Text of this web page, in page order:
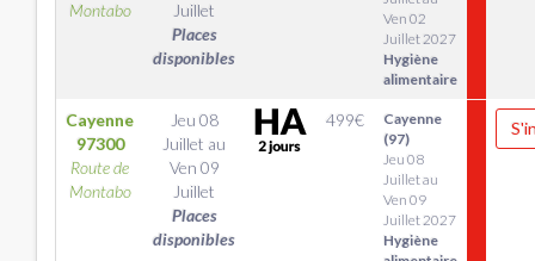
Montabo
Juillet
Places
disponibles
Ven 02
Juillet 2027
Hygiène
alimentaire
Cayenne
97300
Route de
Montabo
Jeu 08
Juillet au
Ven 09
Juillet
Places
disponibles
499€
Cayenne
(97)
Jeu 08
Juillet au
Ven 09
Juillet 2027
Hygiène